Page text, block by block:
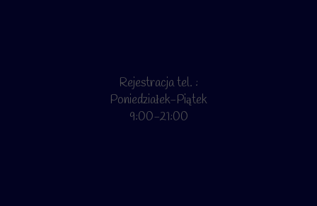
Rejestracja tel. :
Poniedziałek-Piątek
9:00-21:00